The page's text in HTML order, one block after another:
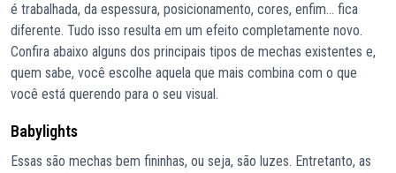
é trabalhada, da espessura, posicionamento, cores, enfim… fica
diferente. Tudo isso resulta em um efeito completamente novo.
Confira abaixo alguns dos principais tipos de mechas existentes e,
quem sabe, você escolhe aquela que mais combina com o que
você está querendo para o seu visual.
Babylights
Essas são mechas bem fininhas, ou seja, são luzes. Entretanto, as